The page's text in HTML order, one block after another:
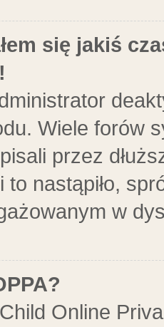
się jakiś
Wiele forów
przez
to nastąpiło,
w
Online